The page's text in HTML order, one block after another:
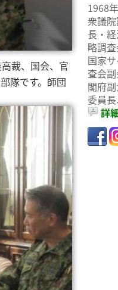
裁、国会、官
隊です。師団
1968
衆議
長・
略調
国家
査会
閣府
委員
詳